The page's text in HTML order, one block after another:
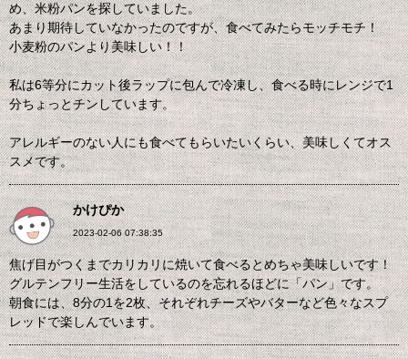
め、米粉パンを探していました。
あまり期待していなかったのですが、食べてみたらモッチモチ！
小麦粉のパンより美味しい！！
私は6等分にカット後ラップに包んで冷凍し、食べる時にレンジで1
分ちょっとチンしています。
アレルギーのない人にも食べてもらいたいくらい、美味しくてオス
スメです。
かけぴか
2023-02-06 07:38:35
焦げ目がつくまでカリカリに焼いて食べるとめちゃ美味しいです！
グルテンフリー生活をしているのを忘れるほどに「パン」です。
朝食には、8分の1を2枚、それぞれチーズやバターなど色々なスプ
レッドで楽しんでいます。